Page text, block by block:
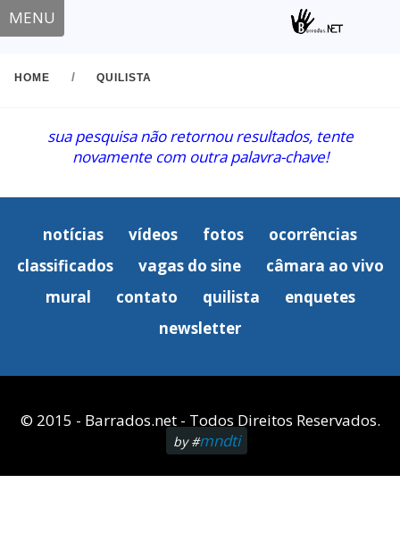
MENU
HOME / QUILISTA
sua pesquisa não retornou resultados, tente
novamente com outra palavra-chave!
notícias vídeos fotos
ocorrências
classificados
vagas do sine
câmara ao vivo
mural
contato quilista
enquetes
newsletter
© 2015 - Barrados.net - Todos Direitos Reservados.
by #mndti